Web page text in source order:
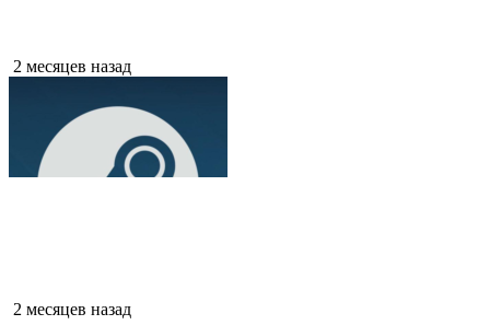
2 месяцев назад
2 месяцев назад